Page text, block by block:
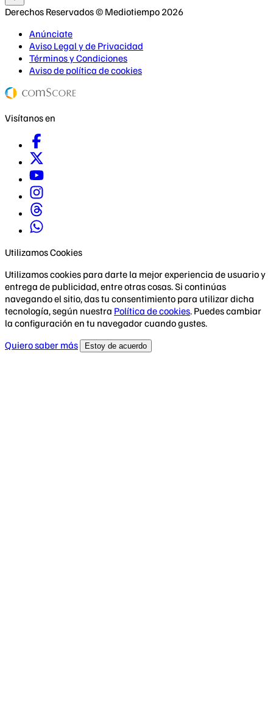
Derechos Reservados © Mediotiempo 2026
Anúnciate
Aviso Legal y de Privacidad
Términos y Condiciones
Aviso de política de cookies
Visítanos en
Utilizamos Cookies
Utilizamos cookies para darte la mejor experiencia de usuario y
entrega de publicidad, entre otras cosas. Si continúas
navegando el sitio, das tu consentimiento para utilizar dicha
tecnología, según nuestra Política de cookies. Puedes cambiar
la configuración en tu navegador cuando gustes.
Quiero saber más
Estoy de acuerdo